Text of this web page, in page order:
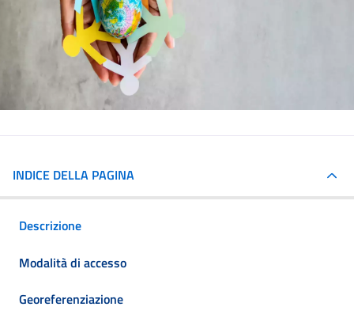
INDICE DELLA PAGINA
Descrizione
Modalità di accesso
Georeferenziazione